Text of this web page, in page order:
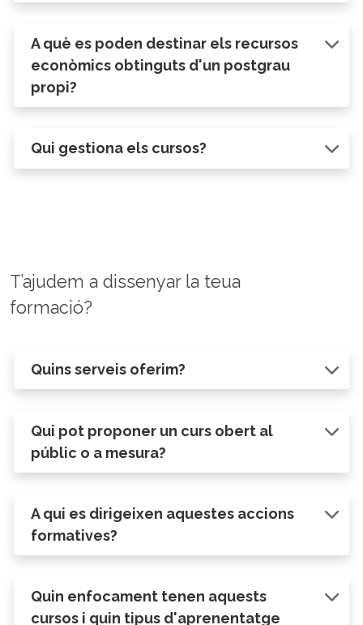
A què es poden destinar els recursos
econòmics obtinguts d'un postgrau
propi?
Qui gestiona els cursos?
T’ajudem a dissenyar la teua
formació?
Quins serveis oferim?
Qui pot proponer un curs obert al
públic o a mesura?
A qui es dirigeixen aquestes accions
formatives?
Quin enfocament tenen aquests
cursos i quin tipus d'aprenentatge